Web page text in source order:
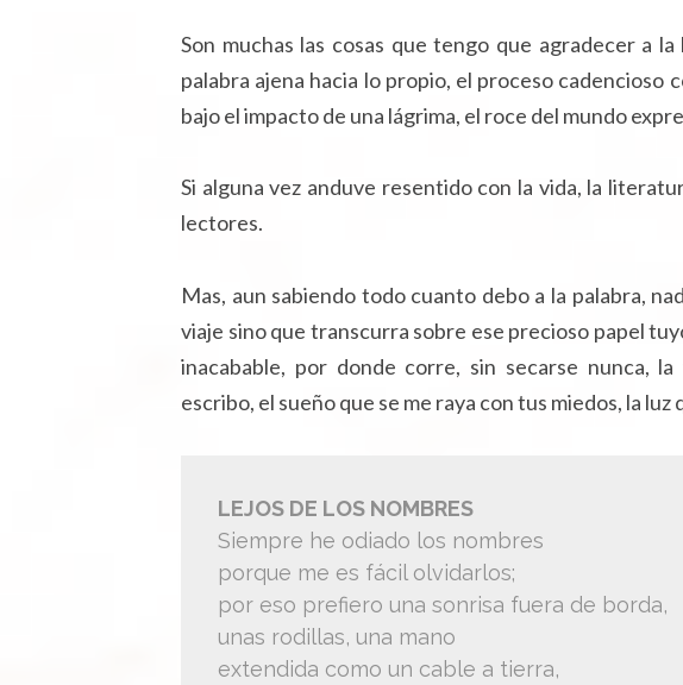
Son muchas las cosas que tengo que agradecer a
palabra ajena hacia lo propio, el proceso cadencioso
bajo el impacto de una lágrima, el roce del mundo
Si alguna vez anduve resentido con la vida, la
lectores.
Mas, aun sabiendo todo cuanto debo a la palabra,
viaje sino que transcurra sobre ese precioso papel
inacabable, por donde corre, sin secarse nunca,
escribo, el sueño que se me raya con tus miedos, la
LEJOS DE LOS NOMBRES
Siempre he odiado los nombres
porque me es fácil olvidarlos;
por eso prefiero una sonrisa fuera de borda,
unas rodillas, una mano
extendida como un cable a tierra,